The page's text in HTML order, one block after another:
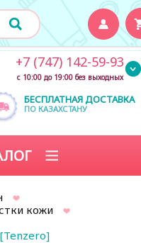
БЕСПЛАТНАЯ ДОСТАВКА
ПО КАЗАХСТАНУ
(747) 142-59-93
с 10:00 до 19:00 без выходных
кожи